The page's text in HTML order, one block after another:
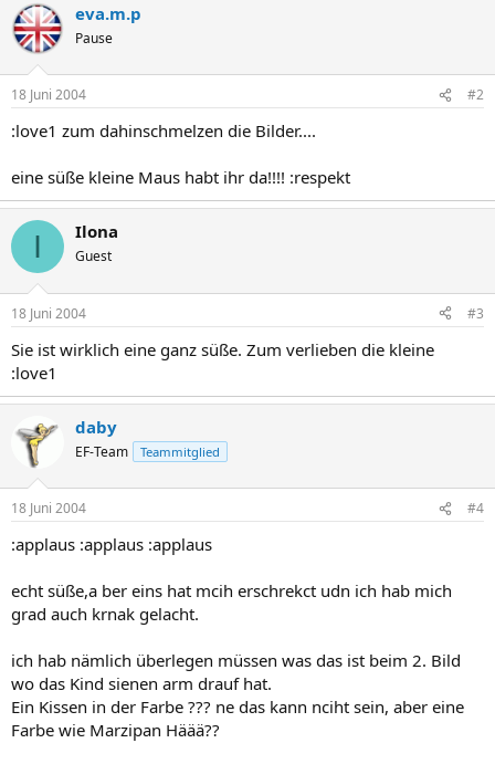
eva.m.p
Pause
18 Juni 2004 #2
:love1 zum dahinschmelzen die Bilder....
eine süße kleine Maus habt ihr da!!!! :respekt
I Ilona
Guest
18 Juni 2004 #3
Sie ist wirklich eine ganz süße. Zum verlieben die kleine
:love1
daby
EF-Team Teammitglied
18 Juni 2004 #4
:applaus :applaus :applaus
echt süße,a ber eins hat mcih erschrekct udn ich hab mich
grad auch krnak gelacht.
ich hab nämlich überlegen müssen was das ist beim 2. Bild
wo das Kind sienen arm drauf hat.
Ein Kissen in der Farbe ??? ne das kann nciht sein, aber eine
Farbe wie Marzipan Häää??